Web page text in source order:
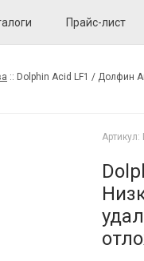
Прайс-лист
:: Dolphin Acid LF1 / Долфин
Артикул: